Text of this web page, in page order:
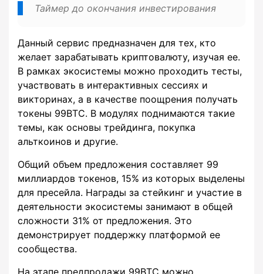
Таймер до окончания инвестирования
Данный сервис предназначен для тех, кто
желает зарабатывать криптовалюту, изучая ее.
В рамках экосистемы можно проходить тесты,
участвовать в интерактивных сессиях и
викторинах, а в качестве поощрения получать
токены 99BTC. В модулях поднимаются такие
темы, как основы трейдинга, покупка
альткоинов и другие.
Общий объем предложения составляет 99
миллиардов токенов, 15% из которых выделены
для пресейла. Награды за стейкинг и участие в
деятельности экосистемы занимают в общей
сложности 31% от предложения. Это
демонстрирует поддержку платформой ее
сообщества.
На этапе предпродажи 99BTC можно